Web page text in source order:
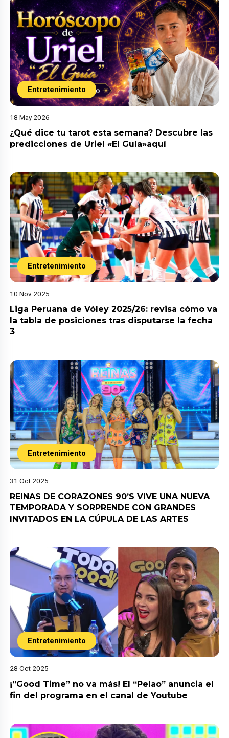
Entretenimiento
18 May 2026
¿Qué dice tu tarot esta semana? Descubre las
predicciones de Uriel «El Guía»aquí
Entretenimiento
10 Nov 2025
Liga Peruana de Vóley 2025/26: revisa cómo va
la tabla de posiciones tras disputarse la fecha
3
Entretenimiento
31 Oct 2025
REINAS DE CORAZONES 90’S VIVE UNA NUEVA
TEMPORADA Y SORPRENDE CON GRANDES
INVITADOS EN LA CÚPULA DE LAS ARTES
Entretenimiento
28 Oct 2025
¡”Good Time” no va más! El “Pelao” anuncia el
fin del programa en el canal de Youtube